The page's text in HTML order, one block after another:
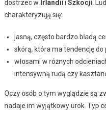
dostrzec w Irlandii i Szkocji .
charakteryzują się:
jasną, często bardzo bladą
skórą, która ma tendencję do
włosami w różnych
intensywną rudą czy
Oczy osób o tym wyglądzie są
nadaje im wyjątkowy urok. Typ